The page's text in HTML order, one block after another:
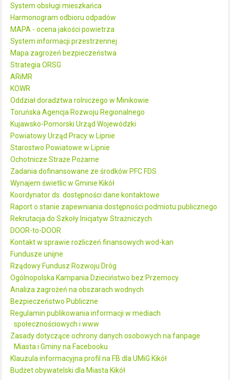
System obsługi mieszkańca
Harmonogram odbioru odpadów
MAPA - ocena jakości powietrza
System informacji przestrzennej
Mapa zagrożeń bezpieczeństwa
Strategia ORSG
ARiMR
KOWR
Oddział doradztwa rolniczego w Minikowie
Toruńska Agencja Rozwoju Regionalnego
Kujawsko-Pomorski Urząd Wojewódzki
Powiatowy Urząd Pracy w Lipnie
Starostwo Powiatowe w Lipnie
Ochotnicze Straże Pożarne
Zadania dofinansowane ze środków PFC FDS
Wynajem świetlic w Gminie Kikół
Koordynator ds. dostępności dane kontaktowe
Raport o stanie zapewniania dostępności podmiotu publicznego
Rekrutacja do Szkoły Inicjatyw Strażniczych
DOOR-to-DOOR
Kontakt w sprawie rozliczeń finansowych wod-kan
Fundusze unijne
Rządowy Fundusz Rozwoju Dróg
Ogólnopolska Kampania Dzieciństwo bez Przemocy
Analiza zagrożeń na obszarach wodnych
Bezpieczeństwo Publiczne
Regulamin publikowania informacji w mediach
społecznościowych i www
Zasady dotyczące ochrony danych osobowych na fanpage
Miasta i Gminy na Facebooku
Klauzula informacyjna profil na FB dla UMiG Kikół
Budżet obywatelski dla Miasta Kikół